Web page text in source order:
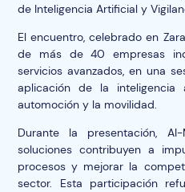
de Inteligencia Artificial y
El encuentro, celebrado en
de más de 40 empresas
servicios avanzados, en una
aplicación de la
automoción y la movilidad.
Durante la presentación,
soluciones contribuyen a
procesos y mejorar la
sector. Esta participación